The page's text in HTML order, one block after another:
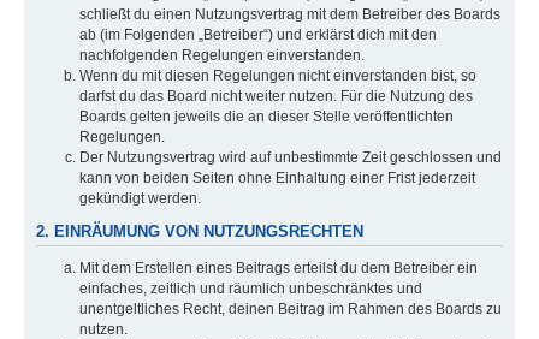
schließt du einen Nutzungsvertrag mit dem Betreiber des Boards
ab (im Folgenden „Betreiber“) und erklärst dich mit den
nachfolgenden Regelungen einverstanden.
Wenn du mit diesen Regelungen nicht einverstanden bist, so
darfst du das Board nicht weiter nutzen. Für die Nutzung des
Boards gelten jeweils die an dieser Stelle veröffentlichten
Regelungen.
Der Nutzungsvertrag wird auf unbestimmte Zeit geschlossen und
kann von beiden Seiten ohne Einhaltung einer Frist jederzeit
gekündigt werden.
2. EINRÄUMUNG VON NUTZUNGSRECHTEN
Mit dem Erstellen eines Beitrags erteilst du dem Betreiber ein
einfaches, zeitlich und räumlich unbeschränktes und
unentgeltliches Recht, deinen Beitrag im Rahmen des Boards zu
nutzen.